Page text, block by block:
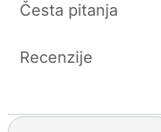
Česta pitanja
Recenzije